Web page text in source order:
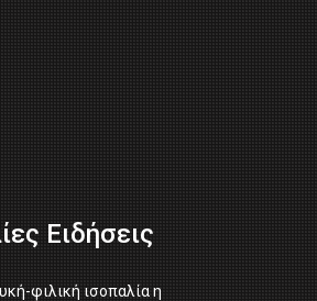
Ειδήσεις
φιλική ισοπαλία η